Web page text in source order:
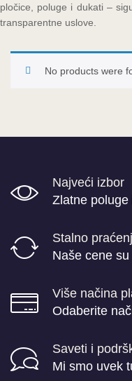
pločice, poluge i dukati –
transparentne uslove.
No products were
Najveći izbor
Zlatne poluge
Stalno
Naše cene
Više načina
Odaberite
Saveti i
Mi smo uvek